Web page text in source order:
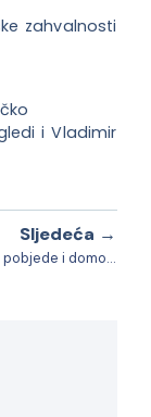
zahvalnosti
i Vladimir
Sljedeća →
Obilježen Dan pobjede i domovinske zahvalnosti te Dan hrvatskih branitelja